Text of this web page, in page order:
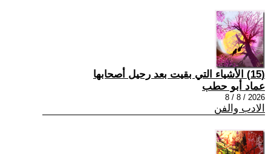
(15) الأشياء التي بقيت بعد رحيل أصحابها
عماد أبو حطب
2026 / 8 / 8
الادب والفن